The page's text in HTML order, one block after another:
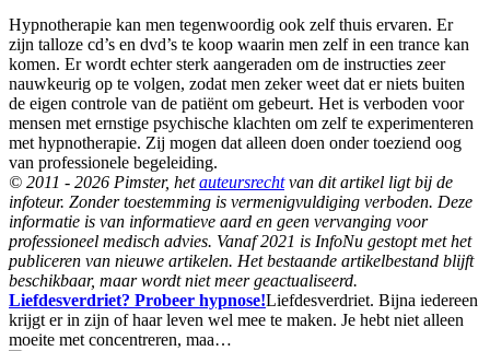
Hypnotherapie kan men tegenwoordig ook zelf thuis ervaren. Er
zijn talloze cd’s en dvd’s te koop waarin men zelf in een trance kan
komen. Er wordt echter sterk aangeraden om de instructies zeer
nauwkeurig op te volgen, zodat men zeker weet dat er niets buiten
de eigen controle van de patiënt om gebeurt. Het is verboden voor
mensen met ernstige psychische klachten om zelf te experimenteren
met hypnotherapie. Zij mogen dat alleen doen onder toeziend oog
van professionele begeleiding.
© 2011 - 2026 Pimster, hetauteursrechtvan dit artikel ligt bij de
infoteur. Zonder toestemming is vermenigvuldiging verboden. Deze
informatie is van informatieve aard en geen vervanging voor
professioneel medisch advies. Vanaf 2021 is InfoNu gestopt met het
publiceren van nieuwe artikelen. Het bestaande artikelbestand blijft
beschikbaar, maar wordt niet meer geactualiseerd.
Liefdesverdriet? Probeer hypnose!Liefdesverdriet. Bijna iedereen
krijgt er in zijn of haar leven wel mee te maken. Je hebt niet alleen
moeite met concentreren, maa…